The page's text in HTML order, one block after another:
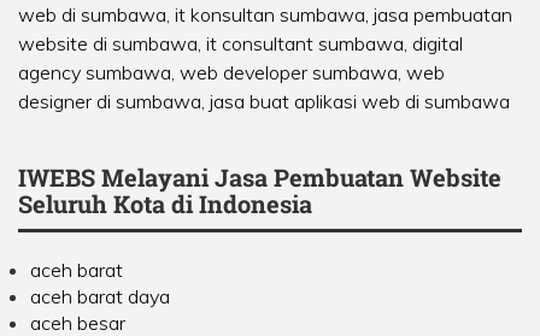
web di sumbawa, it konsultan sumbawa, jasa pembuatan
website di sumbawa, it consultant sumbawa, digital
agency sumbawa, web developer sumbawa, web
designer di sumbawa, jasa buat aplikasi web di sumbawa
IWEBS Melayani Jasa Pembuatan Website
Seluruh Kota di Indonesia
aceh barat
aceh barat daya
aceh besar